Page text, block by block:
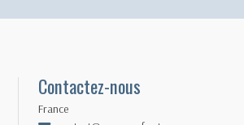
Contactez-nous
France